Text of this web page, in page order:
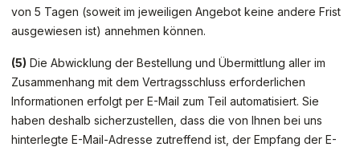
von 5 Tagen (soweit im jeweiligen Angebot keine andere Frist
ausgewiesen ist) annehmen können.
(5) Die Abwicklung der Bestellung und Übermittlung aller im
Zusammenhang mit dem Vertragsschluss erforderlichen
Informationen erfolgt per E-Mail zum Teil automatisiert. Sie
haben deshalb sicherzustellen, dass die von Ihnen bei uns
hinterlegte E-Mail-Adresse zutreffend ist, der Empfang der E-